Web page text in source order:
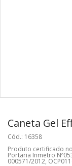
Caneta Gel
Cód.: 16358
Produto certificado
Portaria Inmetro
000571/2012,